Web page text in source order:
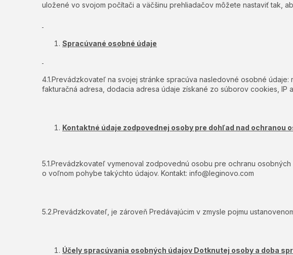
uložené vo svojom počítači a väčšinu prehliadačov môžete nastaviť tak,
Spracúvané osobné údaje
4.1.Prevádzkovateľ na svojej stránke spracúva nasledovné osobné
fakturačná adresa, dodacia adresa údaje získané zo súborov cookies, IP
Kontaktné údaje zodpovednej osoby pre dohľad nad ochranou
5.1.Prevádzkovateľ vymenoval zodpovednú osobu pre ochranu
o voľnom pohybe takýchto údajov. Kontakt: info@leginovo.com
5.2.Prevádzkovateľ, je zároveň Predávajúcim v zmysle pojmu
Účely spracúvania osobných údajov Dotknutej osoby a doba